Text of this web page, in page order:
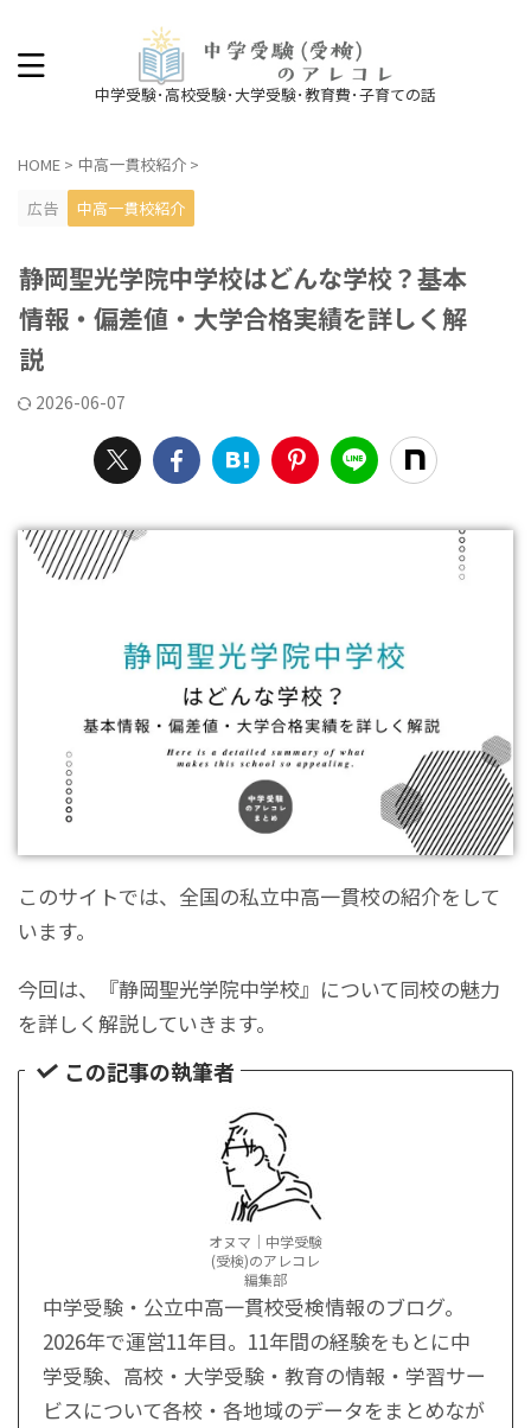
中学受験･高校受験･大学受験･教育費･子育ての話
HOME > 中高一貫校紹介 >
広告
中高一貫校紹介
静岡聖光学院中学校はどんな学校？基本
情報・偏差値・大学合格実績を詳しく解
説
2026-06-07
このサイトでは、全国の私立中高一貫校の紹介をして
います。
今回は、『静岡聖光学院中学校』について同校の魅力
を詳しく解説していきます。
この記事の執筆者
オヌマ｜中学受験
(受検)のアレコレ
編集部
中学受験・公立中高一貫校受検情報のブログ。
2026年で運営11年目。11年間の経験をもとに中
学受験、高校・大学受験・教育の情報・学習サー
ビスについて各校・各地域のデータをまとめなが